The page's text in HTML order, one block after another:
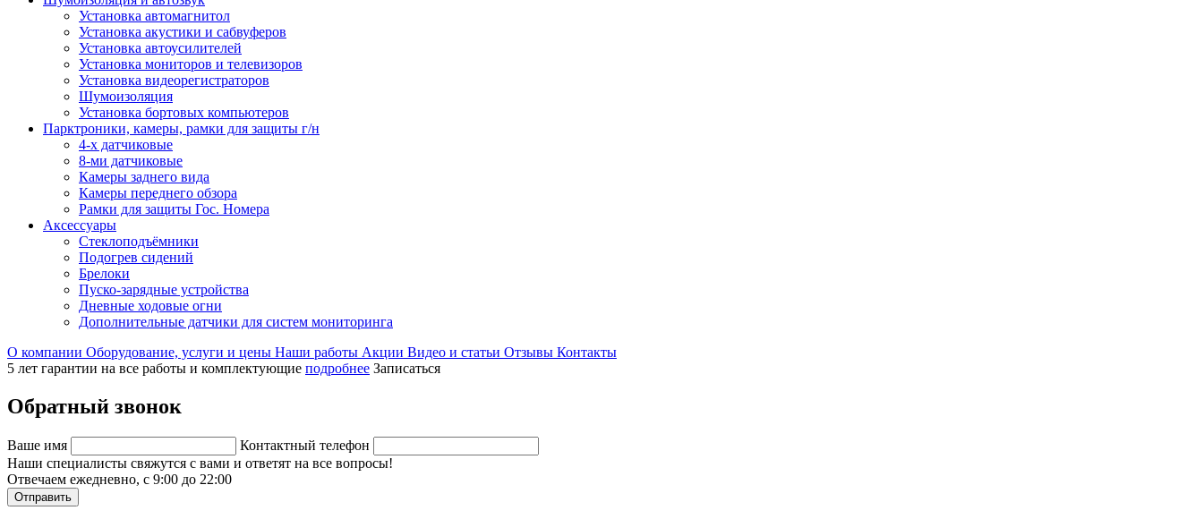
Установка автомагнитол
Установка акустики и сабвуферов
Установка автоусилителей
Установка мониторов и телевизоров
Установка видеорегистраторов
Шумоизоляция
Установка бортовых компьютеров
Парктроники, камеры, рамки для защиты г/н
4-х датчиковые
8-ми датчиковые
Камеры заднего вида
Камеры переднего обзора
Рамки для защиты Гос. Номера
Аксессуары
Стеклоподъёмники
Подогрев сидений
Брелоки
Пуско-зарядные устройства
Дневные ходовые огни
Дополнительные датчики для систем мониторинга
О компании Оборудование, услуги и цены Наши работы Акции Видео и статьи Отзывы Контакты
5 лет гарантии на все работы и комплектующие подробнее Записаться
Обратный звонок
Ваше имя
Контактный телефон
Наши специалисты свяжутся с вами и ответят на все вопросы!
Отвечаем ежедневно, с 9:00 до 22:00
Отправить